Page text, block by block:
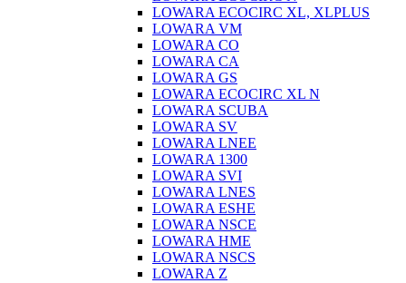
LOWARA ECOCIRC XL, XLPLUS
LOWARA VM
LOWARA CO
LOWARA CA
LOWARA GS
LOWARA ECOCIRC XL N
LOWARA SCUBA
LOWARA SV
LOWARA LNEE
LOWARA 1300
LOWARA SVI
LOWARA LNES
LOWARA ESHE
LOWARA NSCE
LOWARA HME
LOWARA NSCS
LOWARA Z